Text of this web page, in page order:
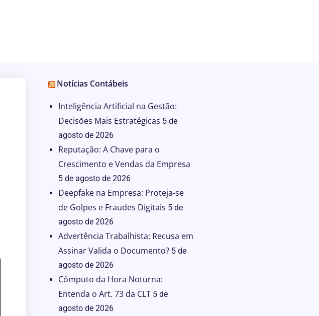
Notícias Contábeis
Inteligência Artificial na Gestão:
Decisões Mais Estratégicas 5 de
agosto de 2026
Reputação: A Chave para o
Crescimento e Vendas da Empresa
5 de agosto de 2026
Deepfake na Empresa: Proteja-se
de Golpes e Fraudes Digitais 5 de
agosto de 2026
Advertência Trabalhista: Recusa em
Assinar Valida o Documento? 5 de
agosto de 2026
Cômputo da Hora Noturna:
Entenda o Art. 73 da CLT 5 de
agosto de 2026